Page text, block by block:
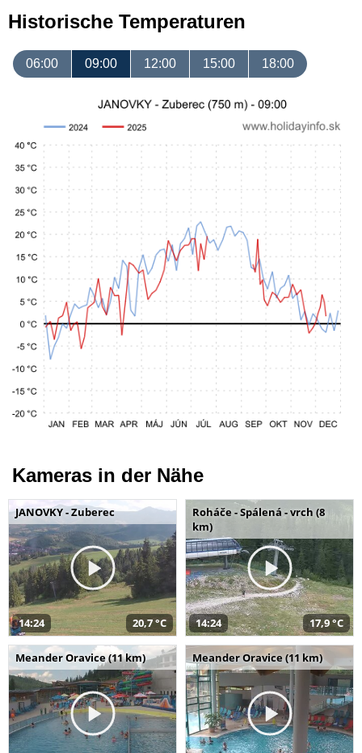
Historische Temperaturen
06:00 09:00 12:00 15:00 18:00
Kameras in der Nähe
JANOVKY - Zuberec
14:24 20,7 °C
Roháče - Spálená - vrch (8
km)
14:24 17,9 °C
Meander Oravice (11 km) Meander Oravice (11 km)